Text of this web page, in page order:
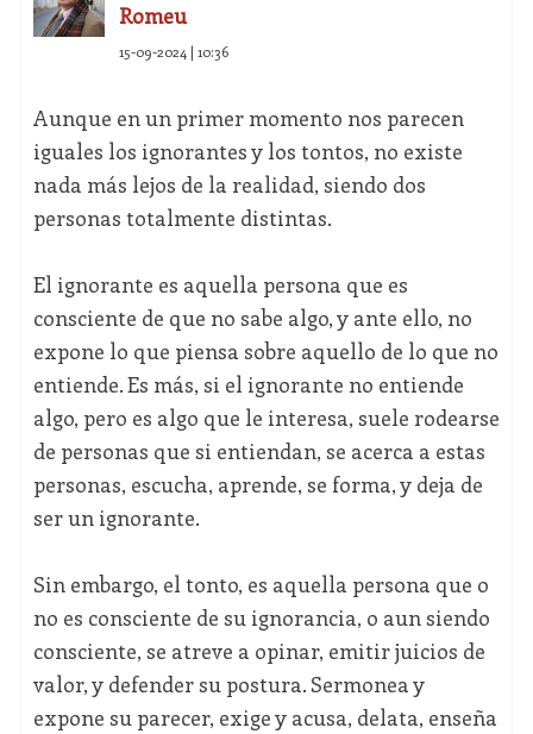
Romeu
15-09-2024 | 10:36
Aunque en un primer momento nos parecen
iguales los ignorantes y los tontos, no existe
nada más lejos de la realidad, siendo dos
personas totalmente distintas.
El ignorante es aquella persona que es
consciente de que no sabe algo, y ante ello, no
expone lo que piensa sobre aquello de lo que no
entiende. Es más, si el ignorante no entiende
algo, pero es algo que le interesa, suele rodearse
de personas que si entiendan, se acerca a estas
personas, escucha, aprende, se forma, y deja de
ser un ignorante.
Sin embargo, el tonto, es aquella persona que o
no es consciente de su ignorancia, o aun siendo
consciente, se atreve a opinar, emitir juicios de
valor, y defender su postura. Sermonea y
expone su parecer, exige y acusa, delata, enseña